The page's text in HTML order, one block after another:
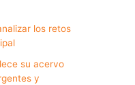
los retos
su acervo
y